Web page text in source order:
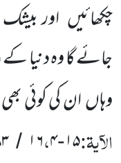
چکھائیں اور
جائے گا وہ دنیا
وہاںان کی کوئی
الآیۃ:۱۵- ۱۶،۴ /